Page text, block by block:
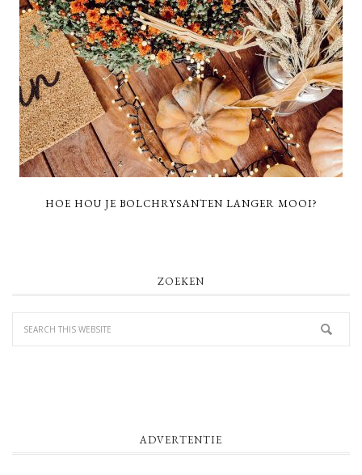
HOE HOU JE BOLCHRYSANTEN LANGER MOOI?
ZOEKEN
ADVERTENTIE